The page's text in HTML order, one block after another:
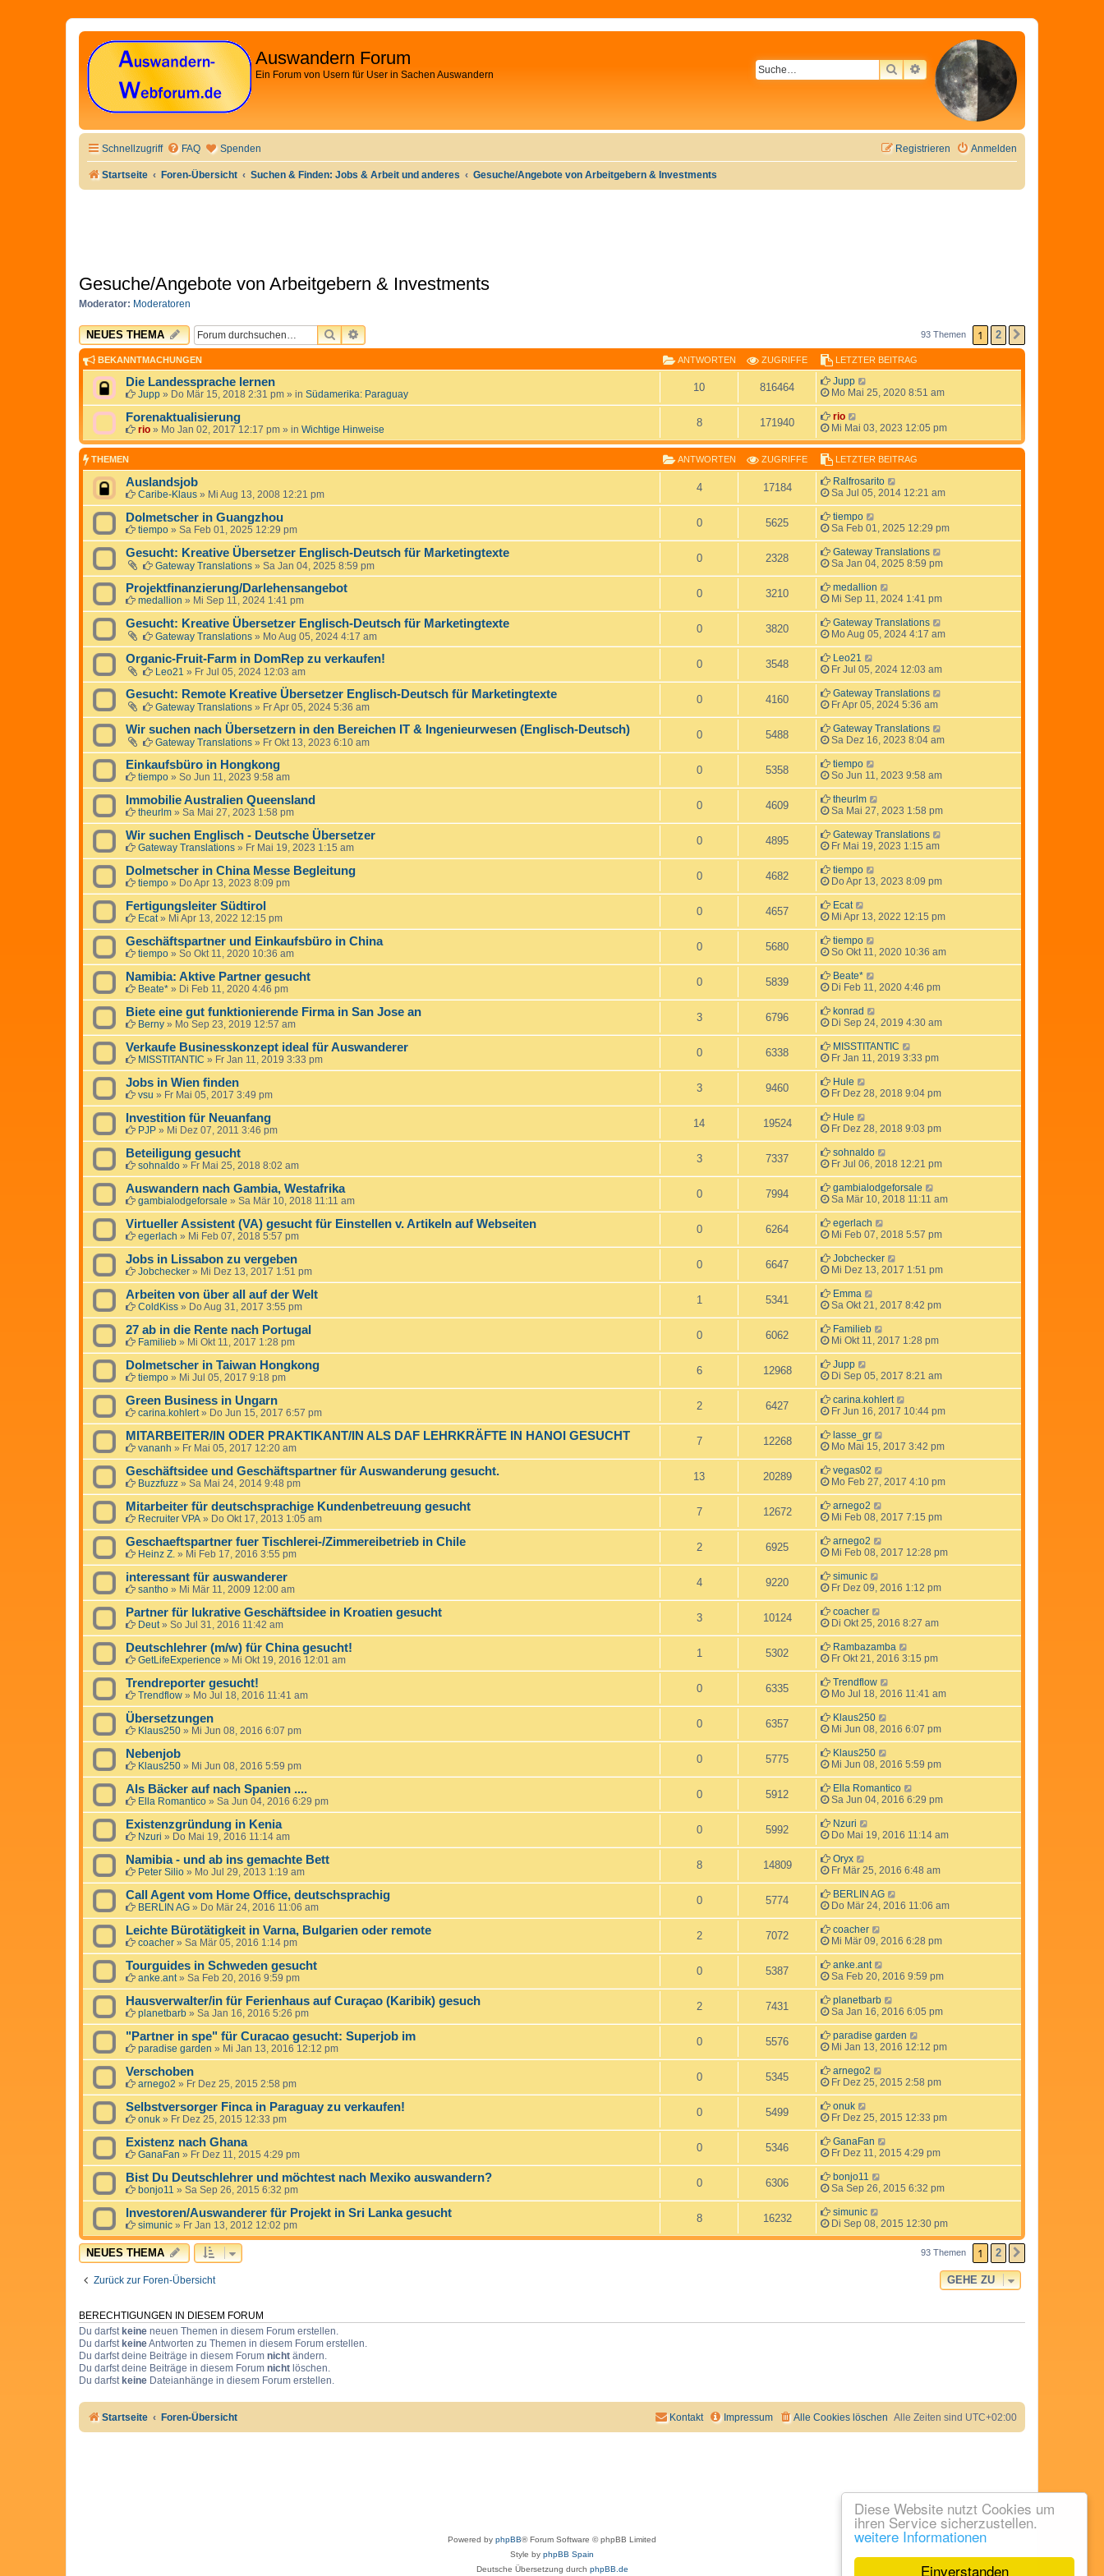
Einverstanden
Diese Website nutzt Cookies um
ihren Service sicherzustellen.
weitere Informationen
Auswandern Forum
Ein Forum von Usern für User in Sachen Auswandern SUCHEERWEITERTE SUCHE
Schnellzugriff FAQ Spenden Anmelden
Registrieren
Startseite Foren-Übersicht Suchen & Finden: Jobs & Arbeit und anderes Gesuche/Angebote von Arbeitgebern & Investments
Gesuche/Angebote von Arbeitgebern & Investments
Moderator: Moderatoren
NEUES THEMA SUCHEERWEITERTE SUCHE 93 Themen 1 2
BEKANNTMACHUNGEN ANTWORTEN ZUGRIFFE LETZTER BEITRAG
Die Landessprache lernen
Jupp » Do Mär 15, 2018 2:31 pm » in Südamerika: Paraguay
10 816464
Jupp
Mo Mai 25, 2020 8:51 am
Forenaktualisierung
rio » Mo Jan 02, 2017 12:17 pm » in Wichtige Hinweise
8 171940
rio
Mi Mai 03, 2023 12:05 pm
THEMEN ANTWORTEN ZUGRIFFE LETZTER BEITRAG
Auslandsjob
Caribe-Klaus » Mi Aug 13, 2008 12:21 pm
4 17184
Ralfrosarito
Sa Jul 05, 2014 12:21 am
Dolmetscher in Guangzhou
tiempo » Sa Feb 01, 2025 12:29 pm
0 5625
tiempo
Sa Feb 01, 2025 12:29 pm
Gesucht: Kreative Übersetzer Englisch-Deutsch für Marketingtexte
Gateway Translations » Sa Jan 04, 2025 8:59 pm
0 2328
Gateway Translations
Sa Jan 04, 2025 8:59 pm
Projektfinanzierung/Darlehensangebot
medallion » Mi Sep 11, 2024 1:41 pm
0 3210
medallion
Mi Sep 11, 2024 1:41 pm
Gesucht: Kreative Übersetzer Englisch-Deutsch für Marketingtexte
Gateway Translations » Mo Aug 05, 2024 4:17 am
0 3820
Gateway Translations
Mo Aug 05, 2024 4:17 am
Organic-Fruit-Farm in DomRep zu verkaufen!
Leo21 » Fr Jul 05, 2024 12:03 am
0 3548
Leo21
Fr Jul 05, 2024 12:03 am
Gesucht: Remote Kreative Übersetzer Englisch-Deutsch für Marketingtexte
Gateway Translations » Fr Apr 05, 2024 5:36 am
0 4160
Gateway Translations
Fr Apr 05, 2024 5:36 am
Wir suchen nach Übersetzern in den Bereichen IT & Ingenieurwesen (Englisch-Deutsch)
Gateway Translations » Fr Okt 13, 2023 6:10 am
0 5488
Gateway Translations
Sa Dez 16, 2023 8:04 am
Einkaufsbüro in Hongkong
tiempo » So Jun 11, 2023 9:58 am
0 5358
tiempo
So Jun 11, 2023 9:58 am
Immobilie Australien Queensland
theurlm » Sa Mai 27, 2023 1:58 pm
0 4609
theurlm
Sa Mai 27, 2023 1:58 pm
Wir suchen Englisch - Deutsche Übersetzer
Gateway Translations » Fr Mai 19, 2023 1:15 am
0 4895
Gateway Translations
Fr Mai 19, 2023 1:15 am
Dolmetscher in China Messe Begleitung
tiempo » Do Apr 13, 2023 8:09 pm
0 4682
tiempo
Do Apr 13, 2023 8:09 pm
Fertigungsleiter Südtirol
Ecat» Mi Apr 13, 2022 12:15 pm
0 4657
Ecat
Mi Apr 13, 2022 12:15 pm
Geschäftspartner und Einkaufsbüro in China
tiempo » So Okt 11, 2020 10:36 am
0 5680
tiempo
So Okt 11, 2020 10:36 am
Namibia: Aktive Partner gesucht
Beate* » Di Feb 11, 2020 4:46 pm
0 5839
Beate*
Di Feb 11, 2020 4:46 pm
Biete eine gut funktionierende Firma in San Jose an
Berny » Mo Sep 23, 2019 12:57 am
3 6796
konrad
Di Sep 24, 2019 4:30 am
Verkaufe Businesskonzept ideal für Auswanderer
MISSTITANTIC » Fr Jan 11, 2019 3:33 pm
0 6338
MISSTITANTIC
Fr Jan 11, 2019 3:33 pm
Jobs in Wien finden
vsu » Fr Mai 05, 2017 3:49 pm
3 9460
Hule
Fr Dez 28, 2018 9:04 pm
Investition für Neuanfang
PJP » Mi Dez 07, 2011 3:46 pm
14 19524
Hule
Fr Dez 28, 2018 9:03 pm
Beteiligung gesucht
sohnaldo » Fr Mai 25, 2018 8:02 am
3 7337
sohnaldo
Fr Jul 06, 2018 12:21 pm
Auswandern nach Gambia, Westafrika
gambialodgeforsale » Sa Mär 10, 2018 11:11 am
0 7994
gambialodgeforsale
Sa Mär 10, 2018 11:11 am
Virtueller Assistent (VA) gesucht für Einstellen v. Artikeln auf Webseiten
egerlach » Mi Feb 07, 2018 5:57 pm
0 6264
egerlach
Mi Feb 07, 2018 5:57 pm
Jobs in Lissabon zu vergeben
Jobchecker » Mi Dez 13, 2017 1:51 pm
0 6647
Jobchecker
Mi Dez 13, 2017 1:51 pm
Arbeiten von über all auf der Welt
ColdKiss » Do Aug 31, 2017 3:55 pm
1 5341
Emma
Sa Okt 21, 2017 8:42 pm
27 ab in die Rente nach Portugal
Familieb » Mi Okt 11, 2017 1:28 pm
0 6062
Familieb
Mi Okt 11, 2017 1:28 pm
Dolmetscher in Taiwan Hongkong
tiempo » Mi Jul 05, 2017 9:18 pm
6 12968
Jupp
Di Sep 05, 2017 8:21 am
Green Business in Ungarn
carina.kohlert» Do Jun 15, 2017 6:57 pm
2 6427
carina.kohlert
Fr Jun 16, 2017 10:44 pm
MITARBEITER/IN ODER PRAKTIKANT/IN ALS DAF LEHRKRÄFTE IN HANOI GESUCHT
vananh » Fr Mai 05, 2017 12:20 am
7 12268
lasse_gr
Mo Mai 15, 2017 3:42 pm
Geschäftsidee und Geschäftspartner für Auswanderung gesucht.
Buzzfuzz » Sa Mai 24, 2014 9:48 pm
13 20289
vegas02
Mo Feb 27, 2017 4:10 pm
Mitarbeiter für deutschsprachige Kundenbetreuung gesucht
Recruiter VPA » Do Okt 17, 2013 1:05 am
7 12672
arnego2
Mi Feb 08, 2017 7:15 pm
Geschaeftspartner fuer Tischlerei-/Zimmereibetrieb in Chile
Heinz Z. » Mi Feb 17, 2016 3:55 pm
2 6925
arnego2
Mi Feb 08, 2017 12:28 pm
interessant für auswanderer
santho » Mi Mär 11, 2009 12:00 am
4 9220
simunic
Fr Dez 09, 2016 1:12 pm
Partner für lukrative Geschäftsidee in Kroatien gesucht
Deut» So Jul 31, 2016 11:42 am
3 10124
coacher
Di Okt 25, 2016 8:27 am
Deutschlehrer (m/w) für China gesucht!
GetLifeExperience » Mi Okt 19, 2016 12:01 am
1 5302
Rambazamba
Fr Okt 21, 2016 3:15 pm
Trendreporter gesucht!
Trendflow » Mo Jul 18, 2016 11:41 am
0 6335
Trendflow
Mo Jul 18, 2016 11:41 am
Übersetzungen
Klaus250 » Mi Jun 08, 2016 6:07 pm
0 6357
Klaus250
Mi Jun 08, 2016 6:07 pm
Nebenjob
Klaus250 » Mi Jun 08, 2016 5:59 pm
0 5775
Klaus250
Mi Jun 08, 2016 5:59 pm
Als Bäcker auf nach Spanien ....
Ella Romantico » Sa Jun 04, 2016 6:29 pm
0 5912
Ella Romantico
Sa Jun 04, 2016 6:29 pm
Existenzgründung in Kenia
Nzuri » Do Mai 19, 2016 11:14 am
0 5992
Nzuri
Do Mai 19, 2016 11:14 am
Namibia - und ab ins gemachte Bett
Peter Silio » Mo Jul 29, 2013 1:19 am
8 14809
Oryx
Fr Mär 25, 2016 6:48 am
Call Agent vom Home Office, deutschsprachig
BERLIN AG » Do Mär 24, 2016 11:06 am
0 5774
BERLIN AG
Do Mär 24, 2016 11:06 am
Leichte Bürotätigkeit in Varna, Bulgarien oder remote
coacher » Sa Mär 05, 2016 1:14 pm
2 7072
coacher
Mi Mär 09, 2016 6:28 pm
Tourguides in Schweden gesucht
anke.ant» Sa Feb 20, 2016 9:59 pm
0 5387
anke.ant
Sa Feb 20, 2016 9:59 pm
Hausverwalter/in für Ferienhaus auf Curaçao (Karibik) gesuch
planetbarb » Sa Jan 16, 2016 5:26 pm
2 7431
planetbarb
Sa Jan 16, 2016 6:05 pm
"Partner in spe" für Curacao gesucht: Superjob im
paradise garden » Mi Jan 13, 2016 12:12 pm
0 5576
paradise garden
Mi Jan 13, 2016 12:12 pm
Verschoben
arnego2 » Fr Dez 25, 2015 2:58 pm
0 5345
arnego2
Fr Dez 25, 2015 2:58 pm
Selbstversorger Finca in Paraguay zu verkaufen!
onuk » Fr Dez 25, 2015 12:33 pm
0 5499
onuk
Fr Dez 25, 2015 12:33 pm
Existenz nach Ghana
GanaFan » Fr Dez 11, 2015 4:29 pm
0 5346
GanaFan
Fr Dez 11, 2015 4:29 pm
Bist Du Deutschlehrer und möchtest nach Mexiko auswandern?
bonjo11 » Sa Sep 26, 2015 6:32 pm
0 6306
bonjo11
Sa Sep 26, 2015 6:32 pm
Investoren/Auswanderer für Projekt in Sri Lanka gesucht
simunic » Fr Jan 13, 2012 12:02 pm
8 16232
simunic
Di Sep 08, 2015 12:30 pm
NEUES THEMA 93 Themen 1 2
Zurück zur Foren-Übersicht GEHE ZU
BERECHTIGUNGEN IN DIESEM FORUM
Du darfstkeine neuen Themen in diesem Forum erstellen.
Du darfstkeineAntworten zu Themen in diesem Forum erstellen.
Du darfst deine Beiträge in diesem Forum nicht ändern.
Du darfst deine Beiträge in diesem Forum nicht löschen.
Du darfstkeine Dateianhänge in diesem Forum erstellen.
Startseite Foren-Übersicht Alle Zeiten sind UTC+02:00
Alle Cookies löschen
Impressum
Kontakt
Powered by phpBB® Forum Software © phpBB Limited
Style by phpBB Spain
Deutsche Übersetzung durch phpBB.de